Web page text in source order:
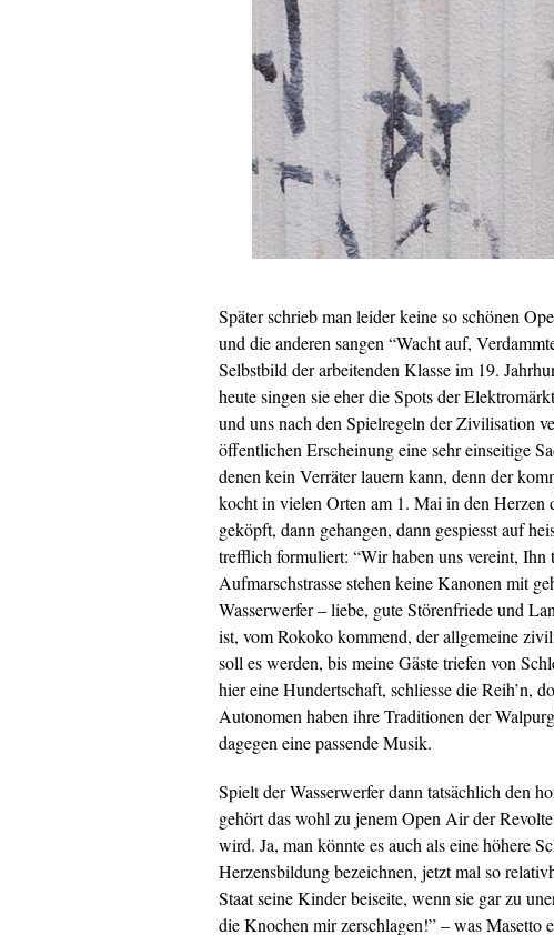
Später schrieb man leider keine so schönen
und die anderen sangen “Wacht auf,
Selbstbild der arbeitenden Klasse im 19.
heute singen sie eher die Spots der
und uns nach den Spielregeln der Zivilisation
öffentlichen Erscheinung eine sehr einseitige
denen kein Verräter lauern kann, denn der
kocht in vielen Orten am 1. Mai in den Herzen
geköpft, dann gehangen, dann gespiesst auf
trefflich formuliert: “Wir haben uns vereint, Ihn
Aufmarschstrasse stehen keine Kanonen mit
Wasserwerfer – liebe, gute Störenfriede und
ist, vom Rokoko kommend, der allgemeine
soll es werden, bis meine Gäste triefen von
hier eine Hundertschaft, schliesse die Reih’n,
Autonomen haben ihre Traditionen der
dagegen eine passende Musik.
Spielt der Wasserwerfer dann tatsächlich den
gehört das wohl zu jenem Open Air der
wird. Ja, man könnte es auch als eine höhere
Herzensbildung bezeichnen, jetzt mal so
Staat seine Kinder beiseite, wenn sie gar zu
die Knochen mir zerschlagen!” – was Masetto